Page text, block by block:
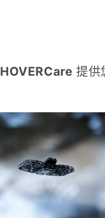
HOVERCare 提供